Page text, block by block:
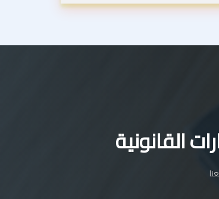
القانونية